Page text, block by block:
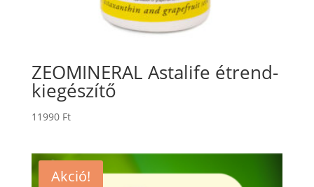
ZEOMINERAL Astalife étrend-
kiegészítő
11990 Ft
Akció!